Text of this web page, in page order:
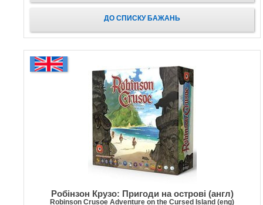
ДО СПИСКУ БАЖАНЬ
Робінзон Крузо: Пригоди на острові (англ)
Robinson Crusoe Adventure on the Cursed Island (eng)